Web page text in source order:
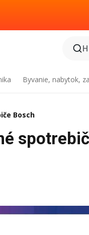
Byvanie, nabytok,
Bosch